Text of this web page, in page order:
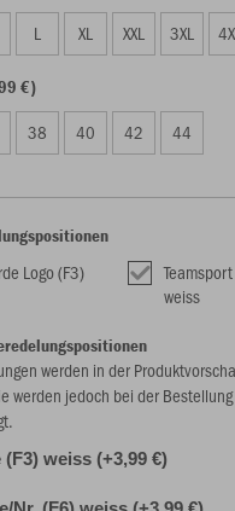
L XL XXL 3XL
€)
38 40 42 44
Logo (F3)
weiss
werden in der
werden jedoch bei der Bestellung
(F3) weiss (+3,99 €)